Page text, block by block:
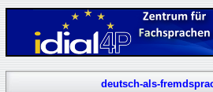
deutsch-als-